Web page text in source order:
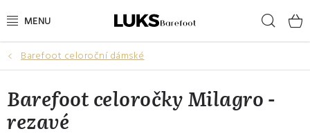
na
NOVINKY
VÝPRODEJ
DÁMSKÉ BAREFOOT BOTY
Barefoot celoroční dámské
Barefoot celoročky Milagro -
rezavé